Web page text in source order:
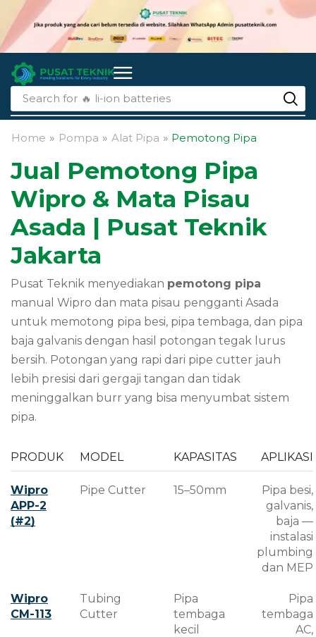
Search for 🔥 li-ion batteries
Home » Pompa » Alat Pipa » Pemotong Pipa
Jual Pemotong Pipa
Wipro & Mata Pisau
Asada | Pusat Teknik
Jakarta
Pusat Teknik menyediakan pemotong pipa
manual Wipro dan mata pisau pengganti Asada
untuk memotong pipa besi, pipa tembaga, dan pipa
baja galvanis dengan hasil potongan tegak lurus
bersih. Potongan yang rapi dari pipe cutter jauh
lebih presisi dari gergaji tangan dan tidak
meninggalkan burr yang bisa menyumbat sistem
pipa.
PRODUK MODEL KAPASITAS APLIKASI
Wipro
APP-2
(#2)
Pipe Cutter 15–50mm
Pipa besi,
galvanis,
baja —
instalasi
plumbing
dan MEP
Wipro
CM-113
Tubing
Cutter
Pipa
tembaga
kecil
Pipa
tembaga
AC,